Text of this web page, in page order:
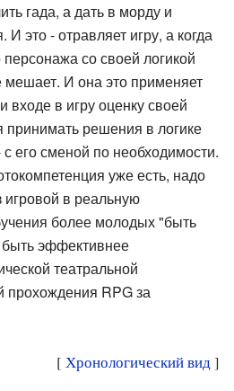
гада, а дать в морду и
И это - отравляет игру, а когда
со своей логикой
И она это применяет
входе в игру оценку своей
принимать решения в логике
его сменой по необходимости.
уже есть, надо
игровой в реальную
более молодых "быть
эффективнее
театральной
RPG за
[ Хронологический вид]